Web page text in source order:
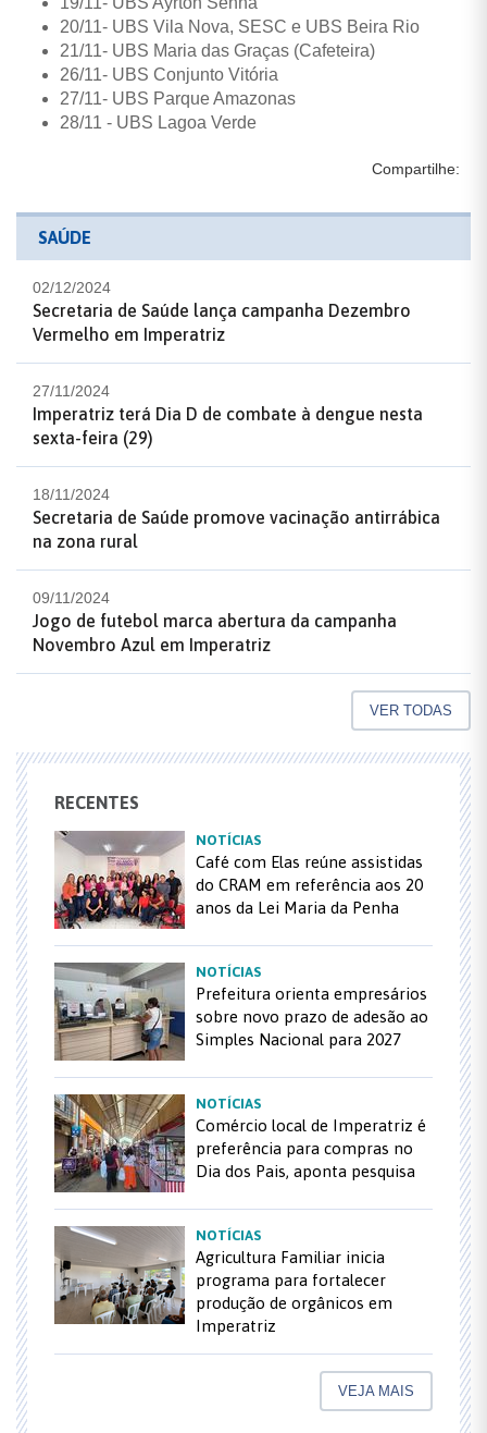
20/11- UBS Vila Nova, SESC e UBS Beira Rio
21/11- UBS Maria das Graças (Cafeteira)
26/11- UBS Conjunto Vitória
27/11- UBS Parque Amazonas
28/11 - UBS Lagoa Verde
Compartilhe:
SAÚDE
02/12/2024
Secretaria de Saúde lança campanha Dezembro
Vermelho em Imperatriz
27/11/2024
Imperatriz terá Dia D de combate à dengue nesta
sexta-feira (29)
18/11/2024
Secretaria de Saúde promove vacinação antirrábica
na zona rural
09/11/2024
Jogo de futebol marca abertura da campanha
Novembro Azul em Imperatriz
VER TODAS
RECENTES
NOTÍCIAS
Café com Elas reúne assistidas
do CRAM em referência aos 20
anos da Lei Maria da Penha
NOTÍCIAS
Prefeitura orienta empresários
sobre novo prazo de adesão ao
Simples Nacional para 2027
NOTÍCIAS
Comércio local de Imperatriz é
preferência para compras no
Dia dos Pais, aponta pesquisa
NOTÍCIAS
Agricultura Familiar inicia
programa para fortalecer
produção de orgânicos em
Imperatriz
VEJA MAIS